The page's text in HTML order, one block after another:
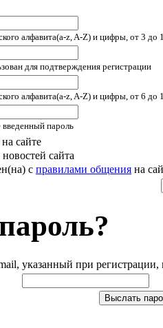
алфавита(a-z, A-Z) и цифры, от 3 до
для подтверждения регистрации
алфавита(a-z, A-Z) и цифры, от 6 до
введенный пароль
сайте
сайта
с правилами общения на
указанный при